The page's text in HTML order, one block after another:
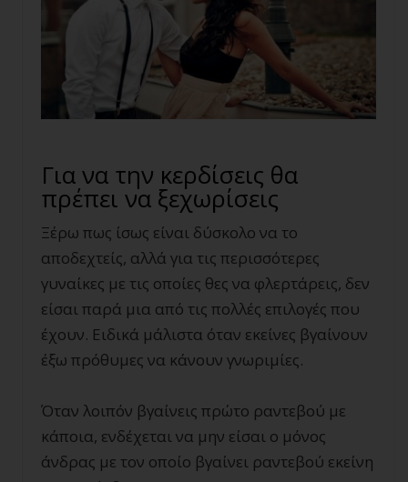
Για να την κερδίσεις θα
πρέπει να ξεχωρίσεις
Ξέρω πως ίσως είναι δύσκολο να το
αποδεχτείς, αλλά για τις περισσότερες
γυναίκες με τις οποίες θες να φλερτάρεις, δεν
είσαι παρά μια από τις πολλές επιλογές που
έχουν. Ειδικά μάλιστα όταν εκείνες βγαίνουν
έξω πρόθυμες να κάνουν γνωριμίες.
Όταν λοιπόν βγαίνεις πρώτο ραντεβού με
κάποια, ενδέχεται να μην είσαι ο μόνος
άνδρας με τον οποίο βγαίνει ραντεβού εκείνη